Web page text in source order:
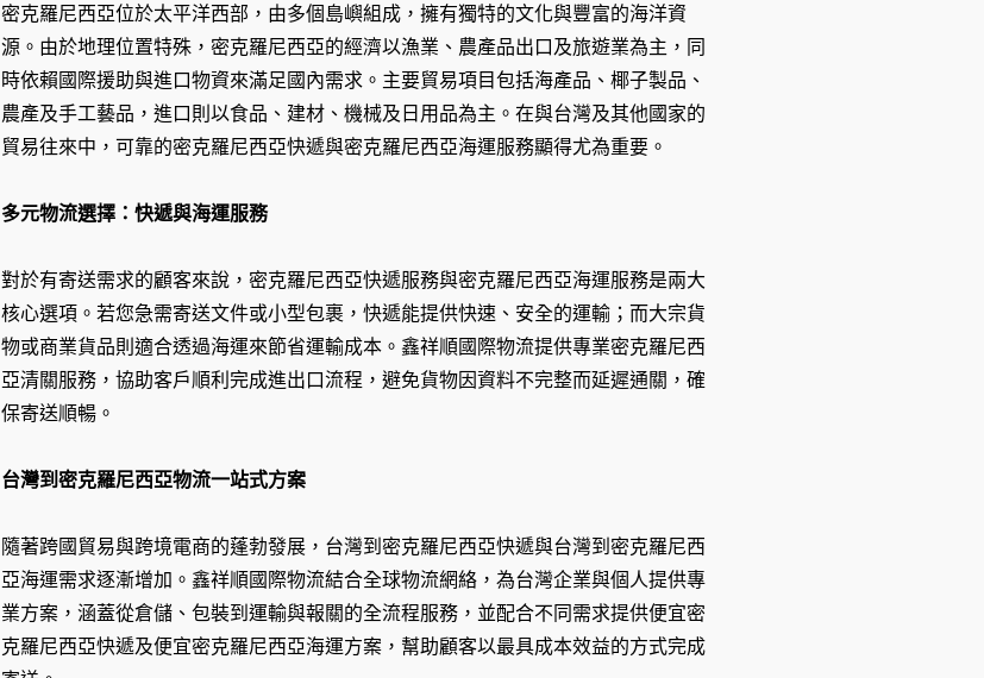
密克羅尼西亞位於太平洋西部，由多個島嶼組成，擁有獨特的文化與豐富的海洋資
源。由於地理位置特殊，密克羅尼西亞的經濟以漁業、農產品出口及旅遊業為主，同
時依賴國際援助與進口物資來滿足國內需求。主要貿易項目包括海產品、椰子製品、
農產及手工藝品，進口則以食品、建材、機械及日用品為主。在與台灣及其他國家的
貿易往來中，可靠的密克羅尼西亞快遞與密克羅尼西亞海運服務顯得尤為重要。
多元物流選擇：快遞與海運服務
對於有寄送需求的顧客來說，密克羅尼西亞快遞服務與密克羅尼西亞海運服務是兩大
核心選項。若您急需寄送文件或小型包裹，快遞能提供快速、安全的運輸；而大宗貨
物或商業貨品則適合透過海運來節省運輸成本。鑫祥順國際物流提供專業密克羅尼西
亞清關服務，協助客戶順利完成進出口流程，避免貨物因資料不完整而延遲通關，確
保寄送順暢。
台灣到密克羅尼西亞物流一站式方案
隨著跨國貿易與跨境電商的蓬勃發展，台灣到密克羅尼西亞快遞與台灣到密克羅尼西
亞海運需求逐漸增加。鑫祥順國際物流結合全球物流網絡，為台灣企業與個人提供專
業方案，涵蓋從倉儲、包裝到運輸與報關的全流程服務，並配合不同需求提供便宜密
克羅尼西亞快遞及便宜密克羅尼西亞海運方案，幫助顧客以最具成本效益的方式完成